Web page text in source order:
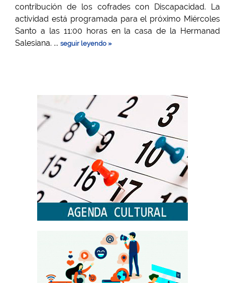
contribución de los cofrades con Discapacidad. La
actividad está programada para el próximo Miércoles
Santo a las 11:00 horas en la casa de la Hermanad
Salesiana. ... seguir leyendo »